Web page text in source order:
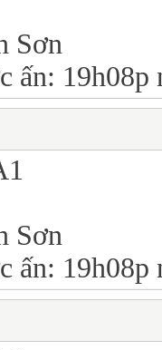
Sơn
ấn: 19h08p
Sơn
ấn: 19h08p